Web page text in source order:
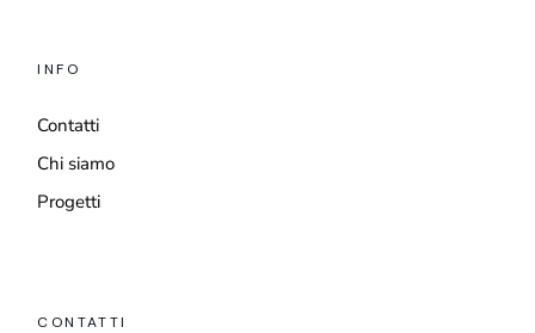
INFO
Contatti
Chi siamo
Progetti
CONTATTI